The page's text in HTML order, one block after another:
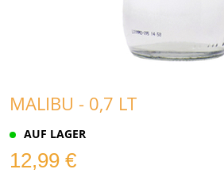
MALIBU - 0,7 LT
AUF LAGER
12,99 €